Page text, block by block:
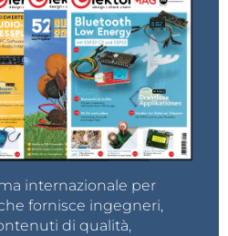
internazionale per
fornisce ingegneri,
di qualità,